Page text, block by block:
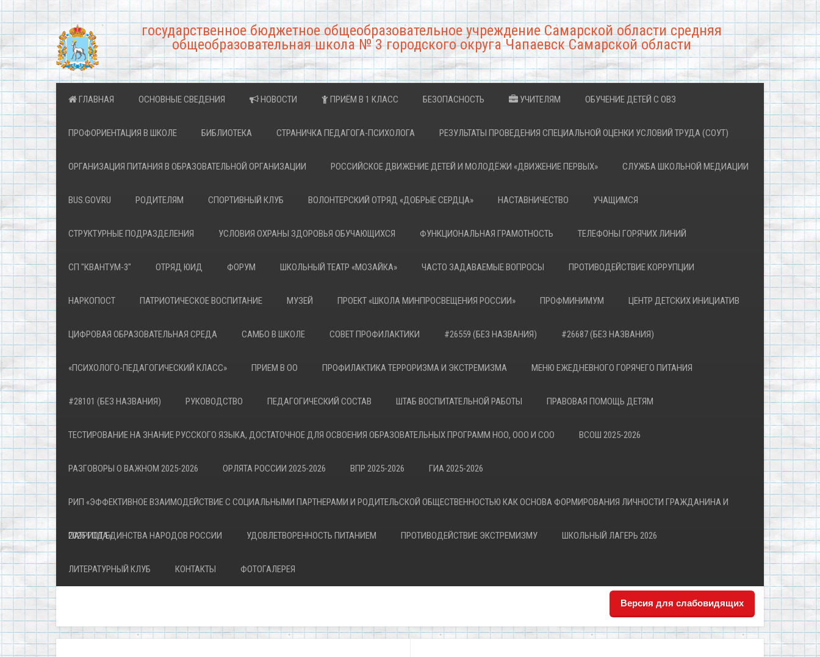
государственное бюджетное общеобразовательное учреждение Самарской области средняя
общеобразовательная школа № 3 городского округа Чапаевск Самарской области
ГЛАВНАЯ ОСНОВНЫЕ СВЕДЕНИЯ НОВОСТИ ПРИЁМ В 1 КЛАСС БЕЗОПАСНОСТЬ УЧИТЕЛЯМ ОБУЧЕНИЕ ДЕТЕЙ С ОВЗ
ПРОФОРИЕНТАЦИЯ В ШКОЛЕ БИБЛИОТЕКА СТРАНИЧКА ПЕДАГОГА-ПСИХОЛОГА РЕЗУЛЬТАТЫ ПРОВЕДЕНИЯ СПЕЦИАЛЬНОЙ ОЦЕНКИ УСЛОВИЙ ТРУДА (СОУТ)
ОРГАНИЗАЦИЯ ПИТАНИЯ В ОБРАЗОВАТЕЛЬНОЙ ОРГАНИЗАЦИИ РОССИЙСКОЕ ДВИЖЕНИЕ ДЕТЕЙ И МОЛОДЁЖИ «ДВИЖЕНИЕ ПЕРВЫХ» СЛУЖБА ШКОЛЬНОЙ МЕДИАЦИИ
BUS.GOV.RU РОДИТЕЛЯМ СПОРТИВНЫЙ КЛУБ ВОЛОНТЕРСКИЙ ОТРЯД «ДОБРЫЕ СЕРДЦА» НАСТАВНИЧЕСТВО УЧАЩИМСЯ
СТРУКТУРНЫЕ ПОДРАЗДЕЛЕНИЯ УСЛОВИЯ ОХРАНЫ ЗДОРОВЬЯ ОБУЧАЮЩИХСЯ ФУНКЦИОНАЛЬНАЯ ГРАМОТНОСТЬ ТЕЛЕФОНЫ ГОРЯЧИХ ЛИНИЙ
СП "КВАНТУМ-3" ОТРЯД ЮИД ФОРУМ ШКОЛЬНЫЙ ТЕАТР «МОЗАЙКА» ЧАСТО ЗАДАВАЕМЫЕ ВОПРОСЫ ПРОТИВОДЕЙСТВИЕ КОРРУПЦИИ
НАРКОПОСТ ПАТРИОТИЧЕСКОЕ ВОСПИТАНИЕ МУЗЕЙ ПРОЕКТ «ШКОЛА МИНПРОСВЕЩЕНИЯ РОССИИ» ПРОФМИНИМУМ ЦЕНТР ДЕТСКИХ ИНИЦИАТИВ
ЦИФРОВАЯ ОБРАЗОВАТЕЛЬНАЯ СРЕДА САМБО В ШКОЛЕ СОВЕТ ПРОФИЛАКТИКИ #26559 (БЕЗ НАЗВАНИЯ) #26687 (БЕЗ НАЗВАНИЯ)
«ПСИХОЛОГО-ПЕДАГОГИЧЕСКИЙ КЛАСС» ПРИЕМ В ОО ПРОФИЛАКТИКА ТЕРРОРИЗМА И ЭКСТРЕМИЗМА МЕНЮ ЕЖЕДНЕВНОГО ГОРЯЧЕГО ПИТАНИЯ
#28101 (БЕЗ НАЗВАНИЯ) РУКОВОДСТВО ПЕДАГОГИЧЕСКИЙ СОСТАВ ШТАБ ВОСПИТАТЕЛЬНОЙ РАБОТЫ ПРАВОВАЯ ПОМОЩЬ ДЕТЯМ
ТЕСТИРОВАНИЕ НА ЗНАНИЕ РУССКОГО ЯЗЫКА, ДОСТАТОЧНОЕ ДЛЯ ОСВОЕНИЯ ОБРАЗОВАТЕЛЬНЫХ ПРОГРАММ НОО, ООО И СОО ВСОШ 2025-2026
РАЗГОВОРЫ О ВАЖНОМ 2025-2026 ОРЛЯТА РОССИИ 2025-2026 ВПР 2025-2026 ГИА 2025-2026
РИП «ЭФФЕКТИВНОЕ ВЗАИМОДЕЙСТВИЕ С СОЦИАЛЬНЫМИ ПАРТНЕРАМИ И РОДИТЕЛЬСКОЙ ОБЩЕСТВЕННОСТЬЮ КАК ОСНОВА ФОРМИРОВАНИЯ ЛИЧНОСТИ ГРАЖДАНИНА И
ПАТРИОТА»
2026 ГОД ЕДИНСТВА НАРОДОВ РОССИИ УДОВЛЕТВОРЕННОСТЬ ПИТАНИЕМ ПРОТИВОДЕЙСТВИЕ ЭКСТРЕМИЗМУ ШКОЛЬНЫЙ ЛАГЕРЬ 2026
ЛИТЕРАТУРНЫЙ КЛУБ КОНТАКТЫ ФОТОГАЛЕРЕЯ
Версия для слабовидящих